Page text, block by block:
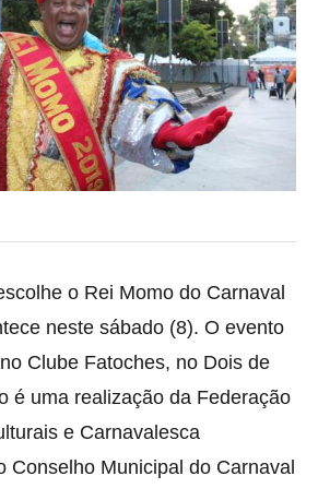
o Rei Momo do Carnaval
neste sábado (8). O evento
Clube Fatoches, no Dois de
é uma realização da Federação
e Carnavalesca
Conselho Municipal do Carnaval